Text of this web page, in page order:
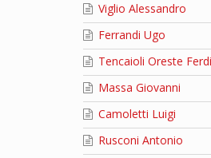
Viglio Alessandro
Ferrandi Ugo
Tencaioli Oreste
Massa Giovanni
Camoletti Luigi
Rusconi Antonio